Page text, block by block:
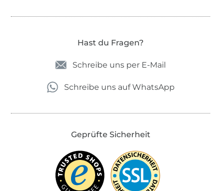
Hast du Fragen?
Schreibe uns per E-Mail
Schreibe uns auf WhatsApp
Geprüfte Sicherheit